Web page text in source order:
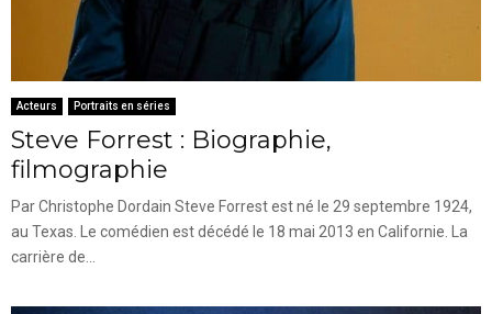
Acteurs Portraits en séries
Steve Forrest : Biographie,
filmographie
Par Christophe Dordain Steve Forrest est né le 29 septembre 1924,
au Texas. Le comédien est décédé le 18 mai 2013 en Californie. La
carrière de...